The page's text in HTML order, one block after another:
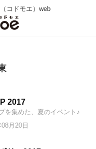
コドモエ）web
2017
を集めた、夏のイベント♪
月20日